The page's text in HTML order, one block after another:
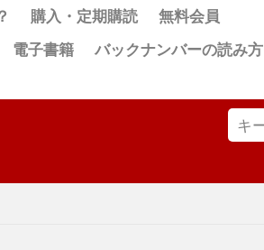
購入・定期購読
無料会員
電子書籍
バックナンバーの読み方
検索